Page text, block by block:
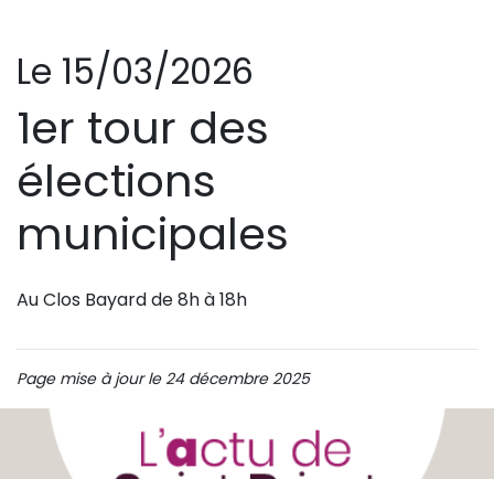
Le 15/03/2026
1er tour des
élections
municipales
Au Clos Bayard de 8h à 18h
Page mise à jour le 24 décembre 2025